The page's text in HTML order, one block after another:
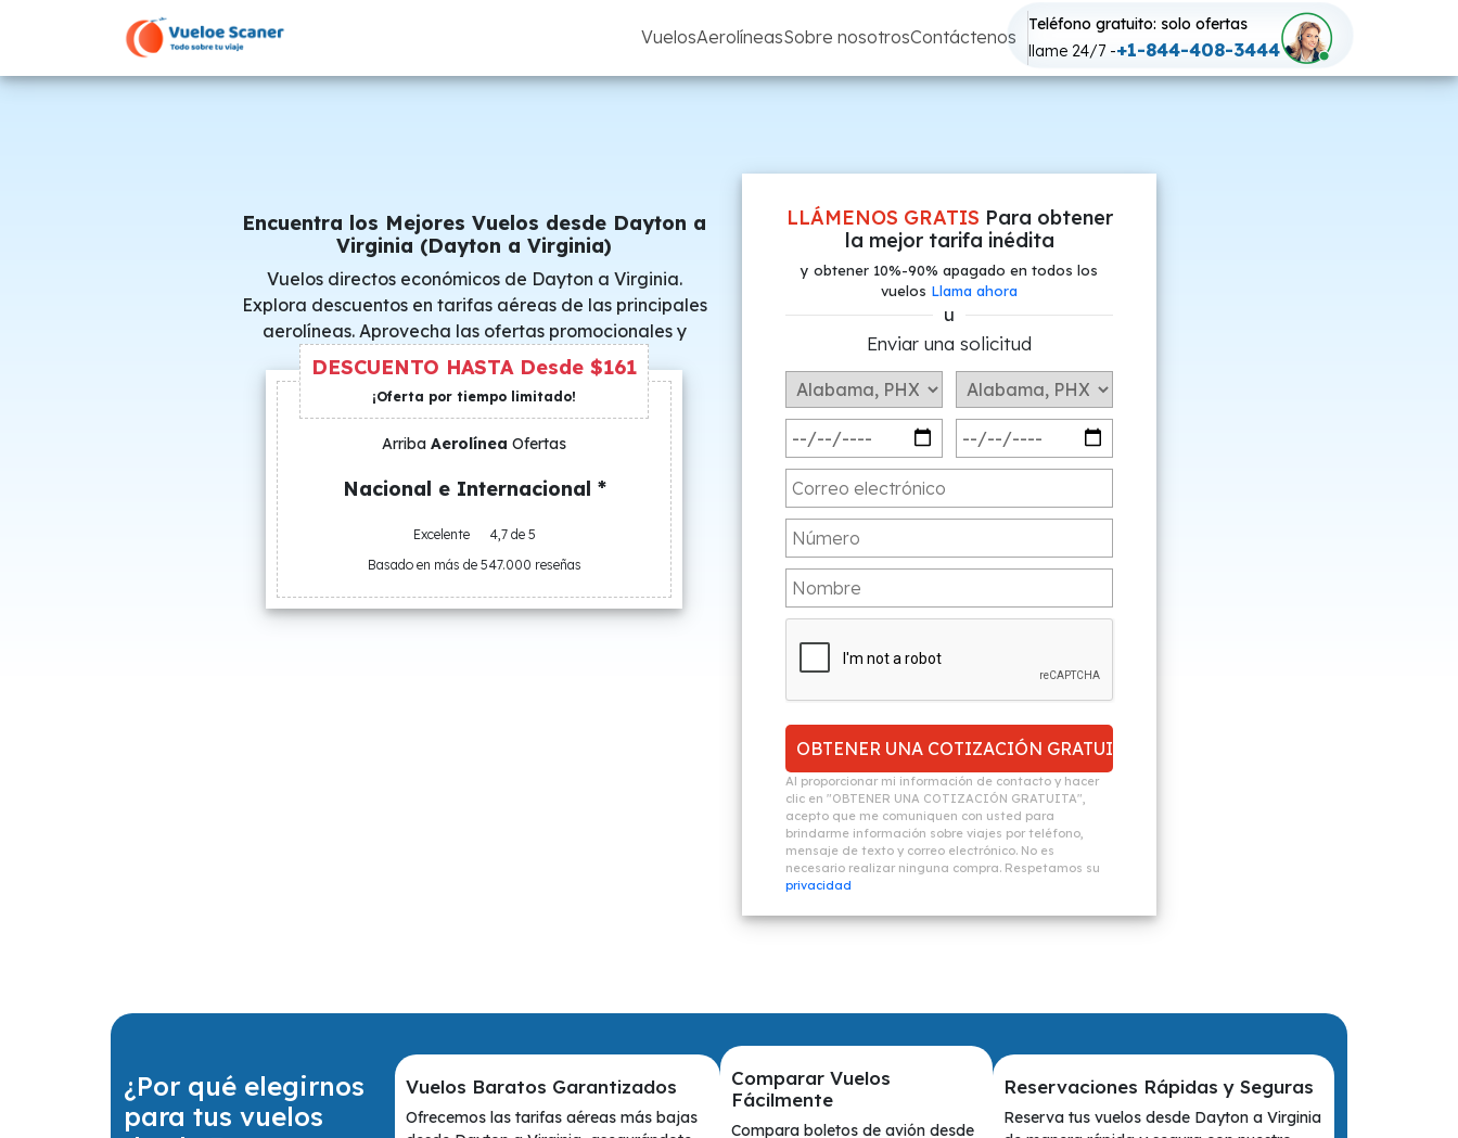
VuelosAerolíneasSobre nosotrosContáctenos
Teléfono gratuito: solo ofertas
llame 24/7 -+1-844-408-3444
Encuentra los Mejores Vuelos desde Dayton a
Virginia (Dayton a Virginia)
Vuelos directos económicos de Dayton a Virginia.
Explora descuentos en tarifas aéreas de las principales
aerolíneas. Aprovecha las ofertas promocionales y
consigue precios especiales.
DESCUENTO HASTA Desde $161
¡Oferta por tiempo limitado!
Arriba Aerolínea Ofertas
Nacional e Internacional *
Excelente
4,7 de 5
Basado en más de 547.000 reseñas
LLÁMENOS GRATIS Para obtener
la mejor tarifa inédita
y obtener 10%-90% apagado en todos los
vuelos Llama ahora
u
Enviar una solicitud
Al proporcionar mi información de contacto y hacer
clic en "OBTENER UNA COTIZACIÓN GRATUITA",
acepto que me comuniquen con usted para
brindarme información sobre viajes por teléfono,
mensaje de texto y correo electrónico. No es
necesario realizar ninguna compra. Respetamos su
privacidad
¿Por qué elegirnos
para tus vuelos
Vuelos Baratos Garantizados
Ofrecemos las tarifas aéreas más bajas
Comparar Vuelos
Fácilmente
Compara boletos de avión desde
Reservaciones Rápidas y Seguras
Reserva tus vuelos desde Dayton a Virginia